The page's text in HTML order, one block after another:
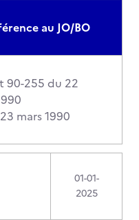
au JO/BO
90-255 du 22
mars 1990
01-01-
2025